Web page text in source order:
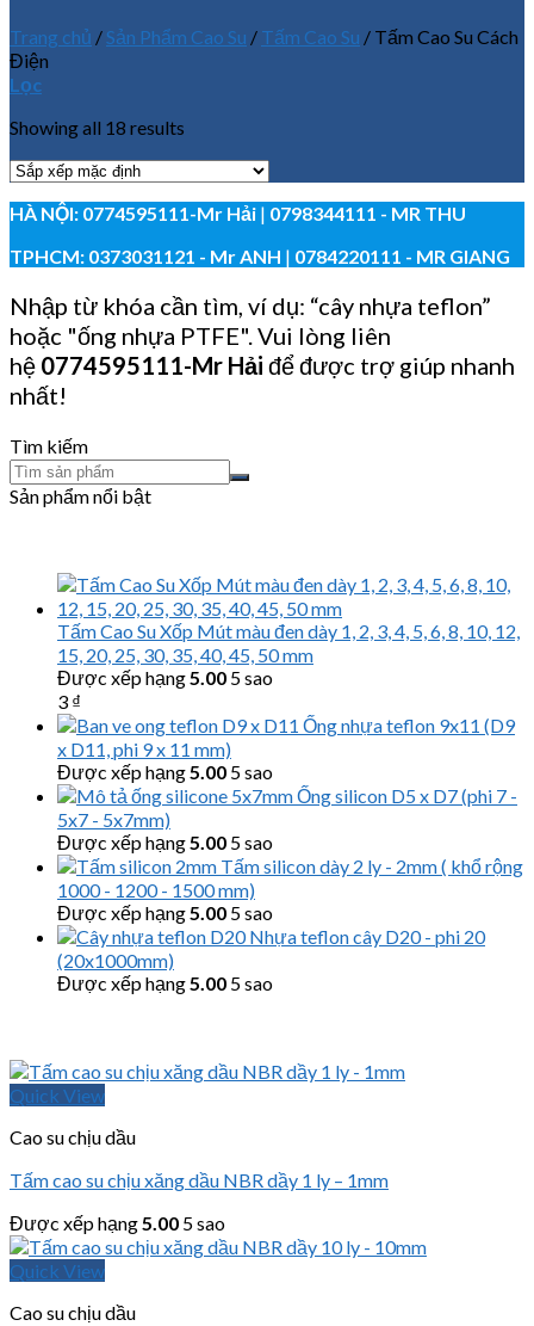
Trang chủ /Sản Phẩm Cao Su / Tấm Cao Su / Tấm Cao Su Cách
Điện
Lọc
Showing all 18 results
HÀ NỘI: 0774595111-Mr Hải | 0798344111 - MR THU
TPHCM: 0373031121 - Mr ANH | 0784220111 - MR GIANG
Nhập từ khóa cần tìm, ví dụ: “cây nhựa teflon”
hoặc "ống nhựa PTFE". Vui lòng liên
hệ 0774595111-Mr Hải để được trợ giúp nhanh
nhất!
Tìm kiếm
Sản phẩm nổi bật
Tấm Cao Su Xốp Mút màu đen dày 1, 2, 3, 4, 5, 6, 8, 10, 12,
15, 20, 25, 30, 35, 40, 45, 50 mm
Được xếp hạng5.00 5 sao
3 ₫
Ống nhựa teflon 9x11 (D9
x D11, phi 9 x 11 mm)
Được xếp hạng5.00 5 sao
Ống silicon D5 x D7 (phi 7 -
5x7 - 5x7mm)
Được xếp hạng5.00 5 sao
Tấm silicon dày 2 ly - 2mm ( khổ rộng
1000 - 1200 - 1500 mm)
Được xếp hạng5.00 5 sao
Nhựa teflon cây D20 - phi 20
(20x1000mm)
Được xếp hạng5.00 5 sao
Quick View
Cao su chịu dầu
Tấm cao su chịu xăng dầu NBR dầy 1 ly – 1mm
Được xếp hạng5.00 5 sao
Quick View
Cao su chịu dầu